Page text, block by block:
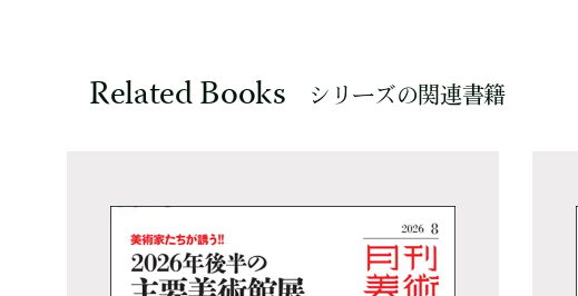
Related Books シリーズの関連書籍